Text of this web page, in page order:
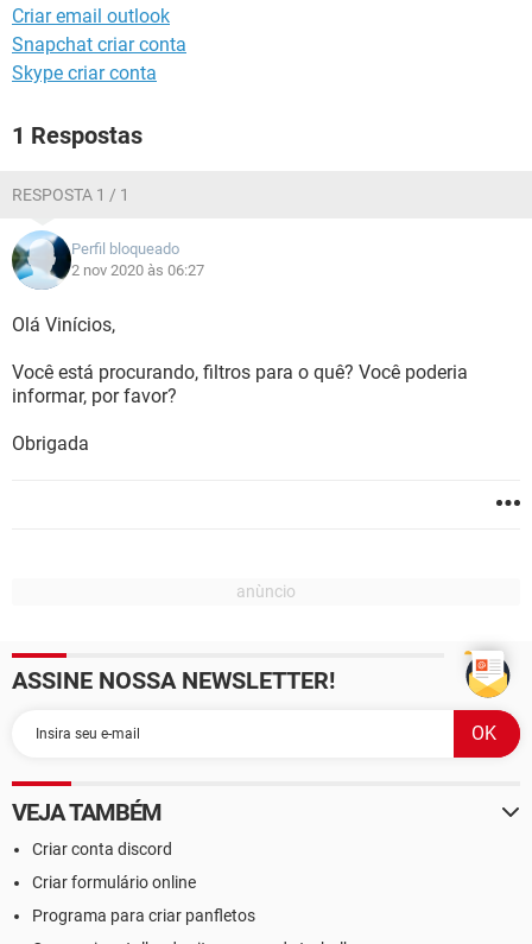
Criar email outlook
Snapchat criar conta
Skype criar conta
1 Respostas
RESPOSTA 1 / 1
Perfil bloqueado
2 nov 2020 às 06:27
Olá Vinícios,
Você está procurando, filtros para o quê? Você poderia
informar, por favor?
Obrigada
ASSINE NOSSA NEWSLETTER!
VEJA TAMBÉM
Criar conta discord
Criar formulário online
Programa para criar panfletos